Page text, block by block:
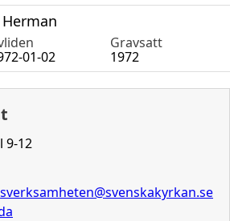
Gravsatt
01-02 1972
9-12